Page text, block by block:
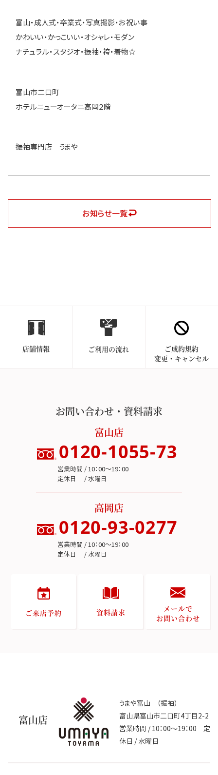
富山・成人式・卒業式・写真撮影・お祝い事
かわいい・かっこいい・オシャレ・モダン
ナチュラル・スタジオ・振袖・袴・着物☆
富山市二口町
ホテルニューオータニ高岡２階
振袖専門店 うまや
お知らせ一覧
店舗情報 ご利用の流れ
ご成約規約
変更・キャンセル
お問い合わせ・資料請求
富山店
0120-1055-73
営業時間 / 10：00～19：00
定休日 / 水曜日
高岡店
0120-93-0277
営業時間 / 10：00～19：00
定休日 / 水曜日
ご来店予約 資料請求
メールで
お問い合わせ
富山店
うまや富山 （振袖）
富山県富山市二口町4丁目2-2
営業時間 / 10：00～19：00 定
休日 / 水曜日